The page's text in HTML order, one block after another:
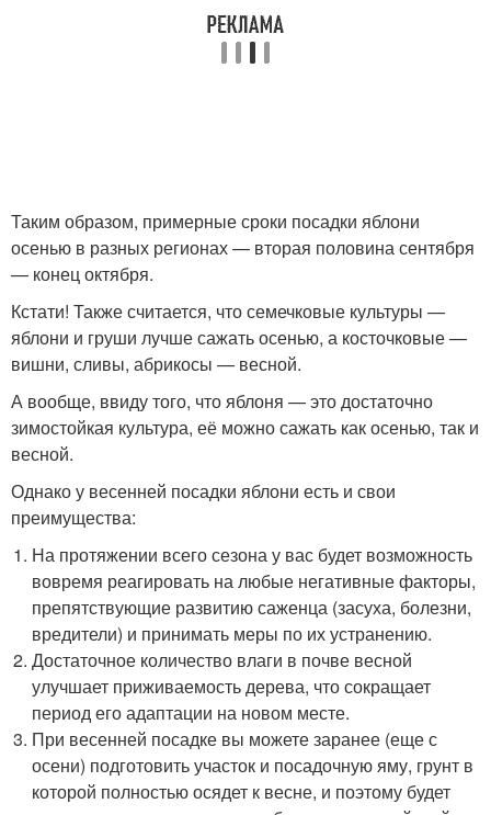
Таким образом, примерные сроки посадки яблони
осенью в разных регионах — вторая половина сентября
— конец октября.
Кстати! Также считается, что семечковые культуры —
яблони и груши лучше сажать осенью, а косточковые —
вишни, сливы, абрикосы — весной.
А вообще, ввиду того, что яблоня — это достаточно
зимостойкая культура, её можно сажать как осенью, так и
весной.
Однако у весенней посадки яблони есть и свои
преимущества:
На протяжении всего сезона у вас будет возможность
вовремя реагировать на любые негативные факторы,
препятствующие развитию саженца (засуха, болезни,
вредители) и принимать меры по их устранению.
Достаточное количество влаги в почве весной
улучшает приживаемость дерева, что сокращает
период его адаптации на новом месте.
При весенней посадке вы можете заранее (еще с
осени) подготовить участок и посадочную яму, грунт в
которой полностью осядет к весне, и поэтому будет